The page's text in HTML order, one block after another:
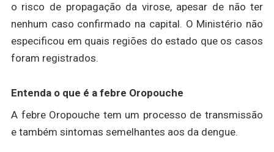
o risco de propagação da virose, apesar de não ter
nenhum caso confirmado na capital. O Ministério não
especificou em quais regiões do estado que os casos
foram registrados.
Entenda o que é a febre Oropouche
A febre Oropouche tem um processo de transmissão
e também sintomas semelhantes aos da dengue.